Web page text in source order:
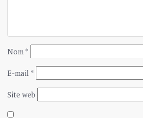
Nom *
E-mail *
Site web